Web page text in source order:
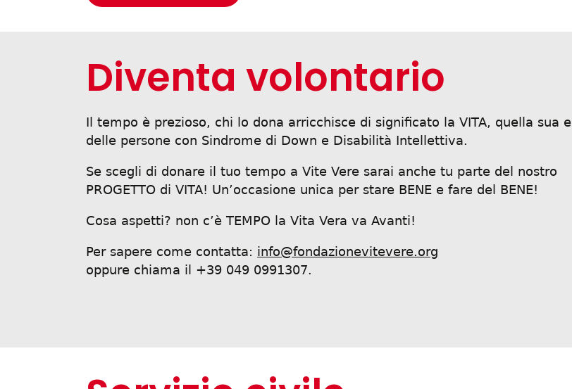
Diventa volontario
Il tempo è prezioso, chi lo dona arricchisce di significato la VITA, quella sua e
delle persone con Sindrome di Down e Disabilità Intellettiva.
Se scegli di donare il tuo tempo a Vite Vere sarai anche tu parte del nostro
PROGETTO di VITA! Un’occasione unica per stare BENE e fare del BENE!
Cosa aspetti? non c’è TEMPO la Vita Vera va Avanti!
Per sapere come contatta: info@fondazionevitevere.org
oppure chiama il +39 049 0991307.